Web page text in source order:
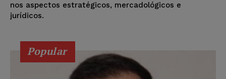
nos aspectos estratégicos, mercadológicos e
jurídicos.
Popular